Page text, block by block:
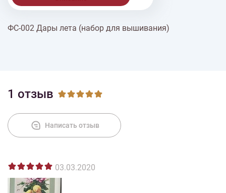
Доставка
ФС-002 Дары лета (набор для вышивания)
1 отзыв
Написать отзыв
03.03.2020